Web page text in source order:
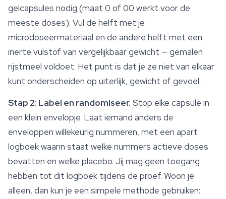
gelcapsules nodig (maat 0 of 00 werkt voor de
meeste doses). Vul de helft met je
microdoseermateriaal en de andere helft met een
inerte vulstof van vergelijkbaar gewicht — gemalen
rijstmeel voldoet. Het punt is dat je ze niet van elkaar
kunt onderscheiden op uiterlijk, gewicht of gevoel.
Stap 2: Label en randomiseer. Stop elke capsule in
een klein envelopje. Laat iemand anders de
enveloppen willekeurig nummeren, met een apart
logboek waarin staat welke nummers actieve doses
bevatten en welke placebo. Jij mag geen toegang
hebben tot dit logboek tijdens de proef. Woon je
alleen, dan kun je een simpele methode gebruiken: